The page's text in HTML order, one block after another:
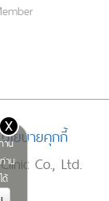
าน
าน
ด้
x
นโยบายคุกกี้
Co., Ltd.